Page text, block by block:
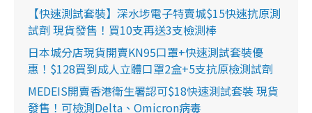
【快速測試套裝】深水埗電子特賣城$15快速抗原測
試劑 現貨發售！買10支再送3支檢測棒
日本城分店現貨開賣KN95口罩+快速測試套裝優
惠！$128買到成人立體口罩2盒+5支抗原檢測試劑
MEDEIS開賣香港衛生署認可$18快速測試套裝 現貨
發售！可檢測Delta、Omicron病毒